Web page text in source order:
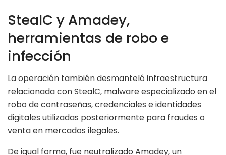
StealC y Amadey,
herramientas de robo e
infección
La operación también desmanteló infraestructura
relacionada con StealC, malware especializado en el
robo de contraseñas, credenciales e identidades
digitales utilizadas posteriormente para fraudes o
venta en mercados ilegales.
De igual forma, fue neutralizado Amadey, un